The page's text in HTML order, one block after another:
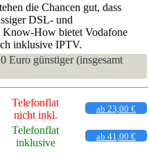
die Chancen gut, dass
DSL- und
How bietet Vodafone
inklusive IPTV.
Euro günstiger (insgesamt
Telefonflat
nicht inkl.
ab 23,00 €
Telefonflat
inklusive
ab 41,00 €